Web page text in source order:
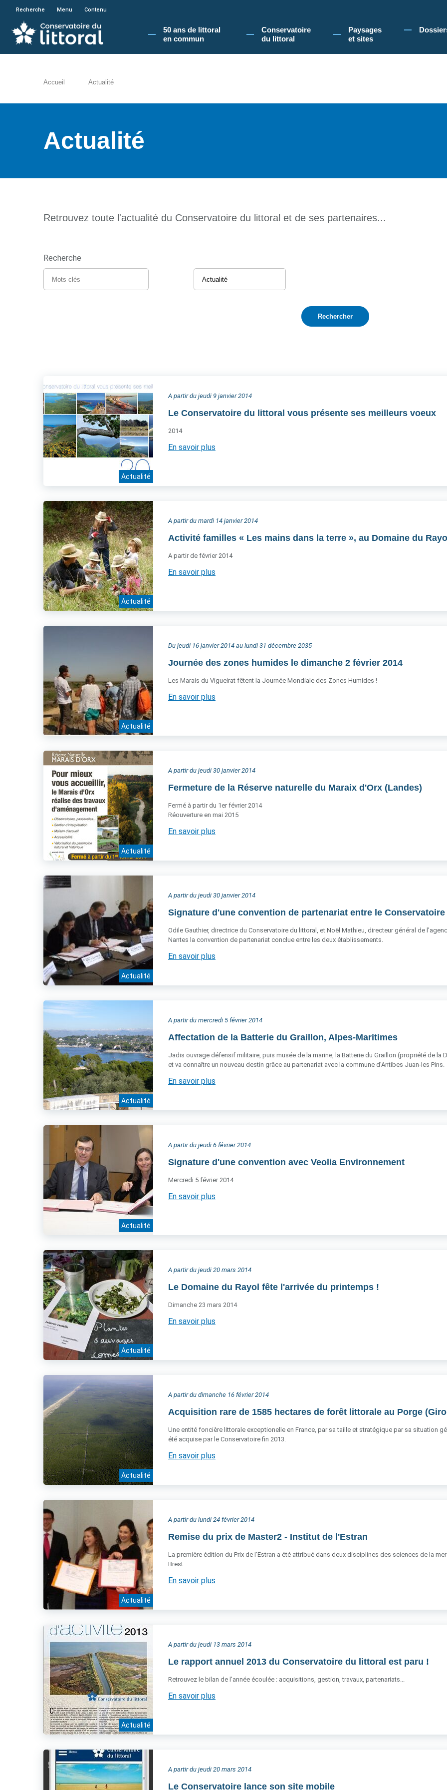
En poursuivant votre navigation sur le site du Conservatoire du littoral, vous acceptez l'utilisation de cookies pour vous
Recherche Menu Contenu
50 ans de littoral
en commun​
Conservatoire
du littoral
Paysages
et sites
Accueil Actualité
Actualité
Retrouvez toute l'actualité du Conservatoire du littoral et de ses partenaires...
Recherche
Actualité
A partir du jeudi 9 janvier 2014
Le Conservatoire du littoral vous présente ses meilleurs voeux
2014
En savoir plus
Actualité
A partir du mardi 14 janvier 2014
Activité familles « Les mains dans la terre », au Domaine du
A partir de février 2014
En savoir plus
Actualité
Du jeudi 16 janvier 2014 au lundi 31 décembre 2035
Journée des zones humides le dimanche 2 février 2014
Les Marais du Vigueirat fêtent la Journée Mondiale des Zones Humides !
En savoir plus
Actualité
A partir du jeudi 30 janvier 2014
Fermeture de la Réserve naturelle du Maraix d'Orx (Landes)
Fermé à partir du 1er février 2014
Réouverture en mai 2015
En savoir plus
Actualité
A partir du jeudi 30 janvier 2014
Signature d'une convention de partenariat entre le
Odile Gauthier, directrice du Conservatoire du littoral, et Noël Mathieu, directeur général de
Nantes la convention de partenariat conclue entre les deux établissements.
En savoir plus
Actualité
A partir du mercredi 5 février 2014
Affectation de la Batterie du Graillon, Alpes-Maritimes
Jadis ouvrage défensif militaire, puis musée de la marine, la Batterie du Graillon (propriété de la
et va connaître un nouveau destin grâce au partenariat avec la commune d’Antibes Juan-les Pins.
En savoir plus
Actualité
A partir du jeudi 6 février 2014
Signature d'une convention avec Veolia Environnement
Mercredi 5 février 2014
En savoir plus
Actualité
A partir du jeudi 20 mars 2014
Le Domaine du Rayol fête l'arrivée du printemps !
Dimanche 23 mars 2014
En savoir plus
Actualité
A partir du dimanche 16 février 2014
Acquisition rare de 1585 hectares de forêt littorale au Porge
Une entité foncière littorale exceptionelle en France, par sa taille et stratégique par sa situation
été acquise par le Conservatoire fin 2013.
En savoir plus
Actualité
A partir du lundi 24 février 2014
Remise du prix de Master2 - Institut de l'Estran
La première édition du Prix de l'Estran a été attribué dans deux disciplines des sciences de la
Brest.
En savoir plus
Actualité
A partir du jeudi 13 mars 2014
Le rapport annuel 2013 du Conservatoire du littoral est paru !
Retrouvez le bilan de l'année écoulée : acquisitions, gestion, travaux, partenariats...
En savoir plus
A partir du jeudi 20 mars 2014
Le Conservatoire lance son site mobile